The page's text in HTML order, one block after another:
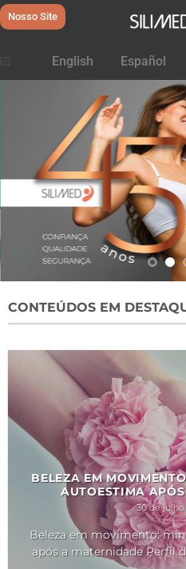
Nosso Site
English Español
CONTEÚDOS EM
BELEZA EM
AUTOESTIMA
30 de
Beleza em movimento:
após a maternidade Perfil